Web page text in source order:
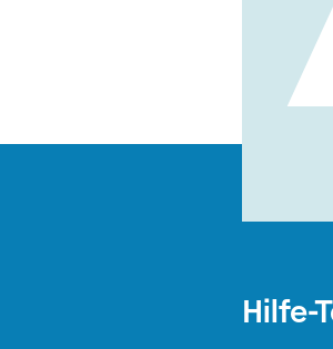
Hilfe-